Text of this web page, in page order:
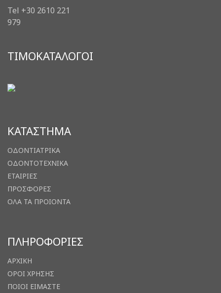
Tel +30 2610 221
979
ΤΙΜΟΚΑΤΑΛΟΓΟΙ
ΚΑΤΑΣΤΗΜΑ
ΟΔΟΝΤΙΑΤΡΙΚΑ
ΟΔΟΝΤΟΤΕΧΝΙΚΑ
ΕΤΑΙΡΙΕΣ
ΠΡΟΣΦΟΡΕΣ
ΟΛΑ ΤΑ ΠΡΟΙΟΝΤΑ
ΠΛΗΡΟΦΟΡΙΕΣ
ΑΡΧΙΚΗ
ΟΡΟΙ ΧΡΗΣΗΣ
ΠΟΙΟΙ ΕΙΜΑΣΤΕ